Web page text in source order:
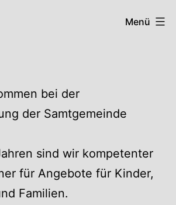
Menü
bei der
der Samtgemeinde
sind wir kompetenter
für Angebote für Kinder,
Familien.